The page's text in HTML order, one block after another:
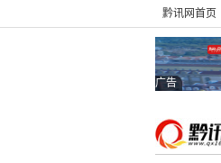
黔讯网首页
广告